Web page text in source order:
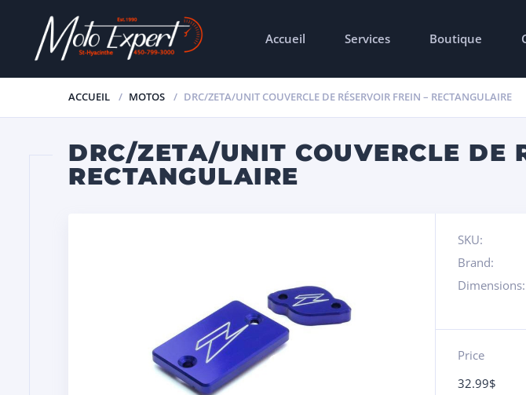
Accueil Services Boutique
ACCUEIL MOTOS DRC/ZETA/UNIT COUVERCLE DE RÉSERVOIR FREIN – RECTANGULAIRE
DRC/ZETA/UNIT COUVERCLE DE
RECTANGULAIRE
SKU:
Brand:
Dimensions:
Price
32.99$